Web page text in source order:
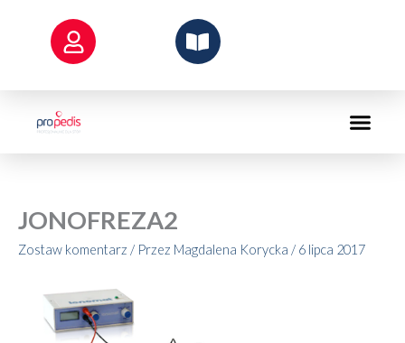
JONOFREZA2
Zostaw komentarz / Przez Magdalena Korycka / 6 lipca 2017